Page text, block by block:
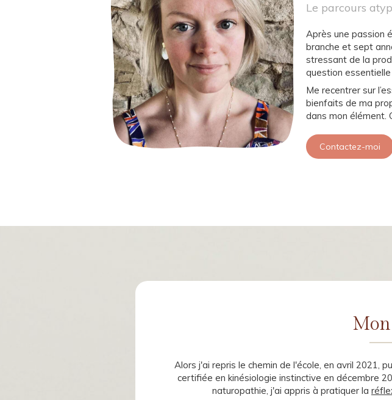
Le parcours
Après une passion
branche et sept
stressant de la
question
Me recentrer sur
bienfaits de ma
dans mon élément.
Contactez-moi
Alors j'ai repris le chemin de l'école, en avril 2021,
certifiée en kinésiologie instinctive en décembre
naturopathie, j'ai appris à pratiquer la